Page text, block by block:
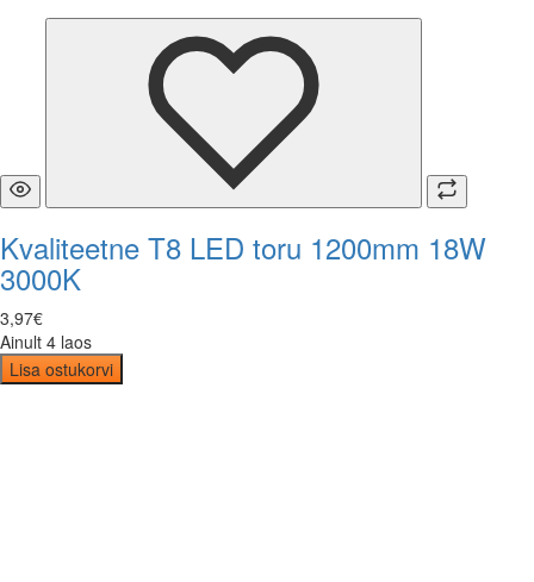
Kvaliteetne T8 LED toru 1200mm 18W
3000K
3,97€
Ainult 4 laos
Lisa ostukorvi